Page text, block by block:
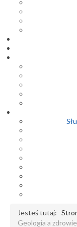
Jesteś tutaj:
Geologia a zdrowie